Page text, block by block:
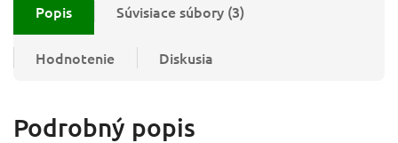
Popis Súvisiace súbory (3)
Hodnotenie Diskusia
Podrobný popis